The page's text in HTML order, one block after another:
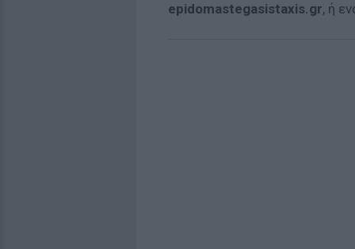
epidomastegasistaxis.gr, ή